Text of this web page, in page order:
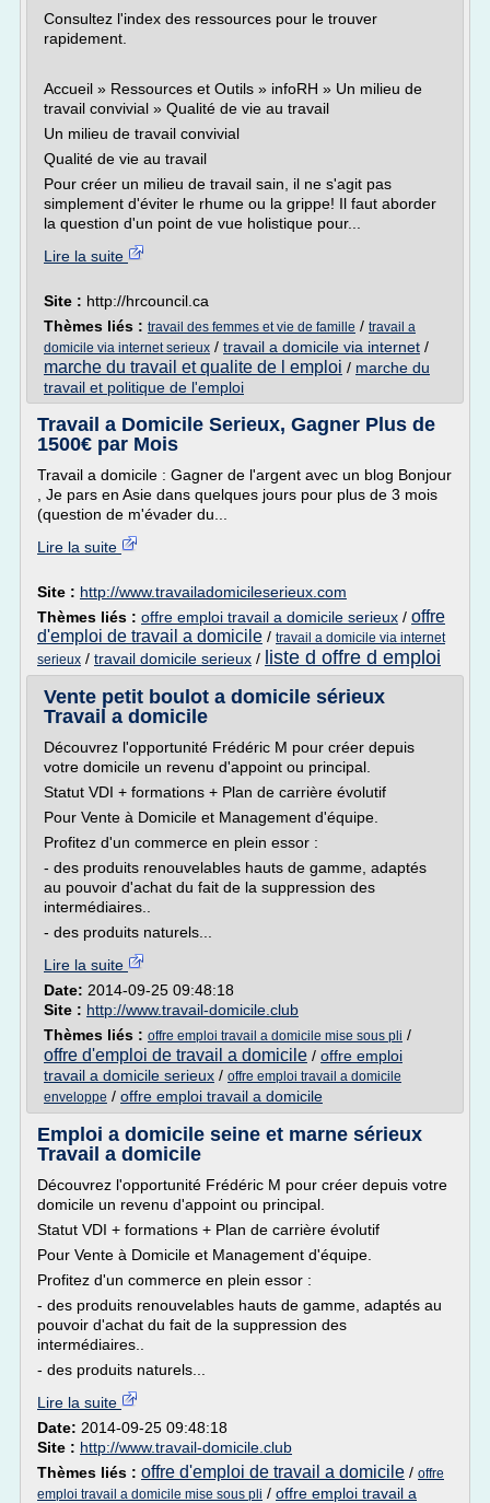
Consultez l'index des ressources pour le trouver
rapidement.
Accueil » Ressources et Outils » infoRH » Un milieu de
travail convivial » Qualité de vie au travail
Un milieu de travail convivial
Qualité de vie au travail
Pour créer un milieu de travail sain, il ne s'agit pas
simplement d'éviter le rhume ou la grippe! Il faut aborder
la question d'un point de vue holistique pour...
Lire la suite
Site : http://hrcouncil.ca
Thèmes liés : travail des femmes et vie de famille / travail a
domicile via internet serieux / travail a domicile via internet /
marche du travail et qualite de l emploi / marche du
travail et politique de l'emploi
Travail a Domicile Serieux, Gagner Plus de
1500€ par Mois
Travail a domicile : Gagner de l'argent avec un blog Bonjour
, Je pars en Asie dans quelques jours pour plus de 3 mois
(question de m'évader du...
Lire la suite
Site : http://www.travailadomicileserieux.com
Thèmes liés : offre emploi travail a domicile serieux / offre
d'emploi de travail a domicile / travail a domicile via internet
serieux / travail domicile serieux / liste d offre d emploi
Vente petit boulot a domicile sérieux
Travail a domicile
Découvrez l'opportunité Frédéric M pour créer depuis
votre domicile un revenu d'appoint ou principal.
Statut VDI + formations + Plan de carrière évolutif
Pour Vente à Domicile et Management d'équipe.
Profitez d'un commerce en plein essor :
- des produits renouvelables hauts de gamme, adaptés
au pouvoir d'achat du fait de la suppression des
intermédiaires..
- des produits naturels...
Lire la suite
Date: 2014-09-25 09:48:18
Site : http://www.travail-domicile.club
Thèmes liés : offre emploi travail a domicile mise sous pli /
offre d'emploi de travail a domicile / offre emploi
travail a domicile serieux / offre emploi travail a domicile
enveloppe / offre emploi travail a domicile
Emploi a domicile seine et marne sérieux
Travail a domicile
Découvrez l'opportunité Frédéric M pour créer depuis votre
domicile un revenu d'appoint ou principal.
Statut VDI + formations + Plan de carrière évolutif
Pour Vente à Domicile et Management d'équipe.
Profitez d'un commerce en plein essor :
- des produits renouvelables hauts de gamme, adaptés au
pouvoir d'achat du fait de la suppression des
intermédiaires..
- des produits naturels...
Lire la suite
Date: 2014-09-25 09:48:18
Site : http://www.travail-domicile.club
Thèmes liés : offre d'emploi de travail a domicile / offre
emploi travail a domicile mise sous pli / offre emploi travail a